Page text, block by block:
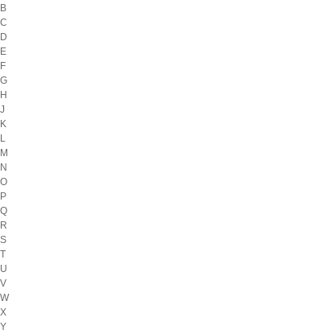
B
C
D
E
F
G
H
J
K
L
M
N
O
P
Q
R
S
T
U
V
W
X
Y